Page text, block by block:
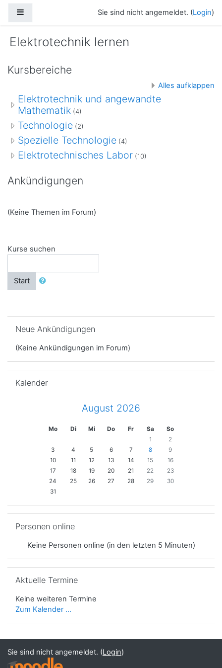
Sie sind nicht angemeldet. (Login)
Elektrotechnik lernen
Kursbereiche
Alles aufklappen
Elektrotechnik und angewandte
Mathematik (4)
Technologie (2)
Spezielle Technologie (4)
Elektrotechnisches Labor (10)
Ankündigungen
(Keine Themen im Forum)
Kurse suchen
Start
Neue Ankündigungen
(Keine Ankündigungen im Forum)
Kalender
August 2026
Mo Di Mi Do Fr Sa
So
1
2
3
4 5 6 7 8
9
10
11 12 13 14 15
16
17
18 19 20 21 22
23
24
25 26 27 28 29
30
31
Personen online
Keine Personen online (in den letzten 5 Minuten)
Aktuelle Termine
Keine weiteren Termine
Zum Kalender ...
Sie sind nicht angemeldet. (Login)